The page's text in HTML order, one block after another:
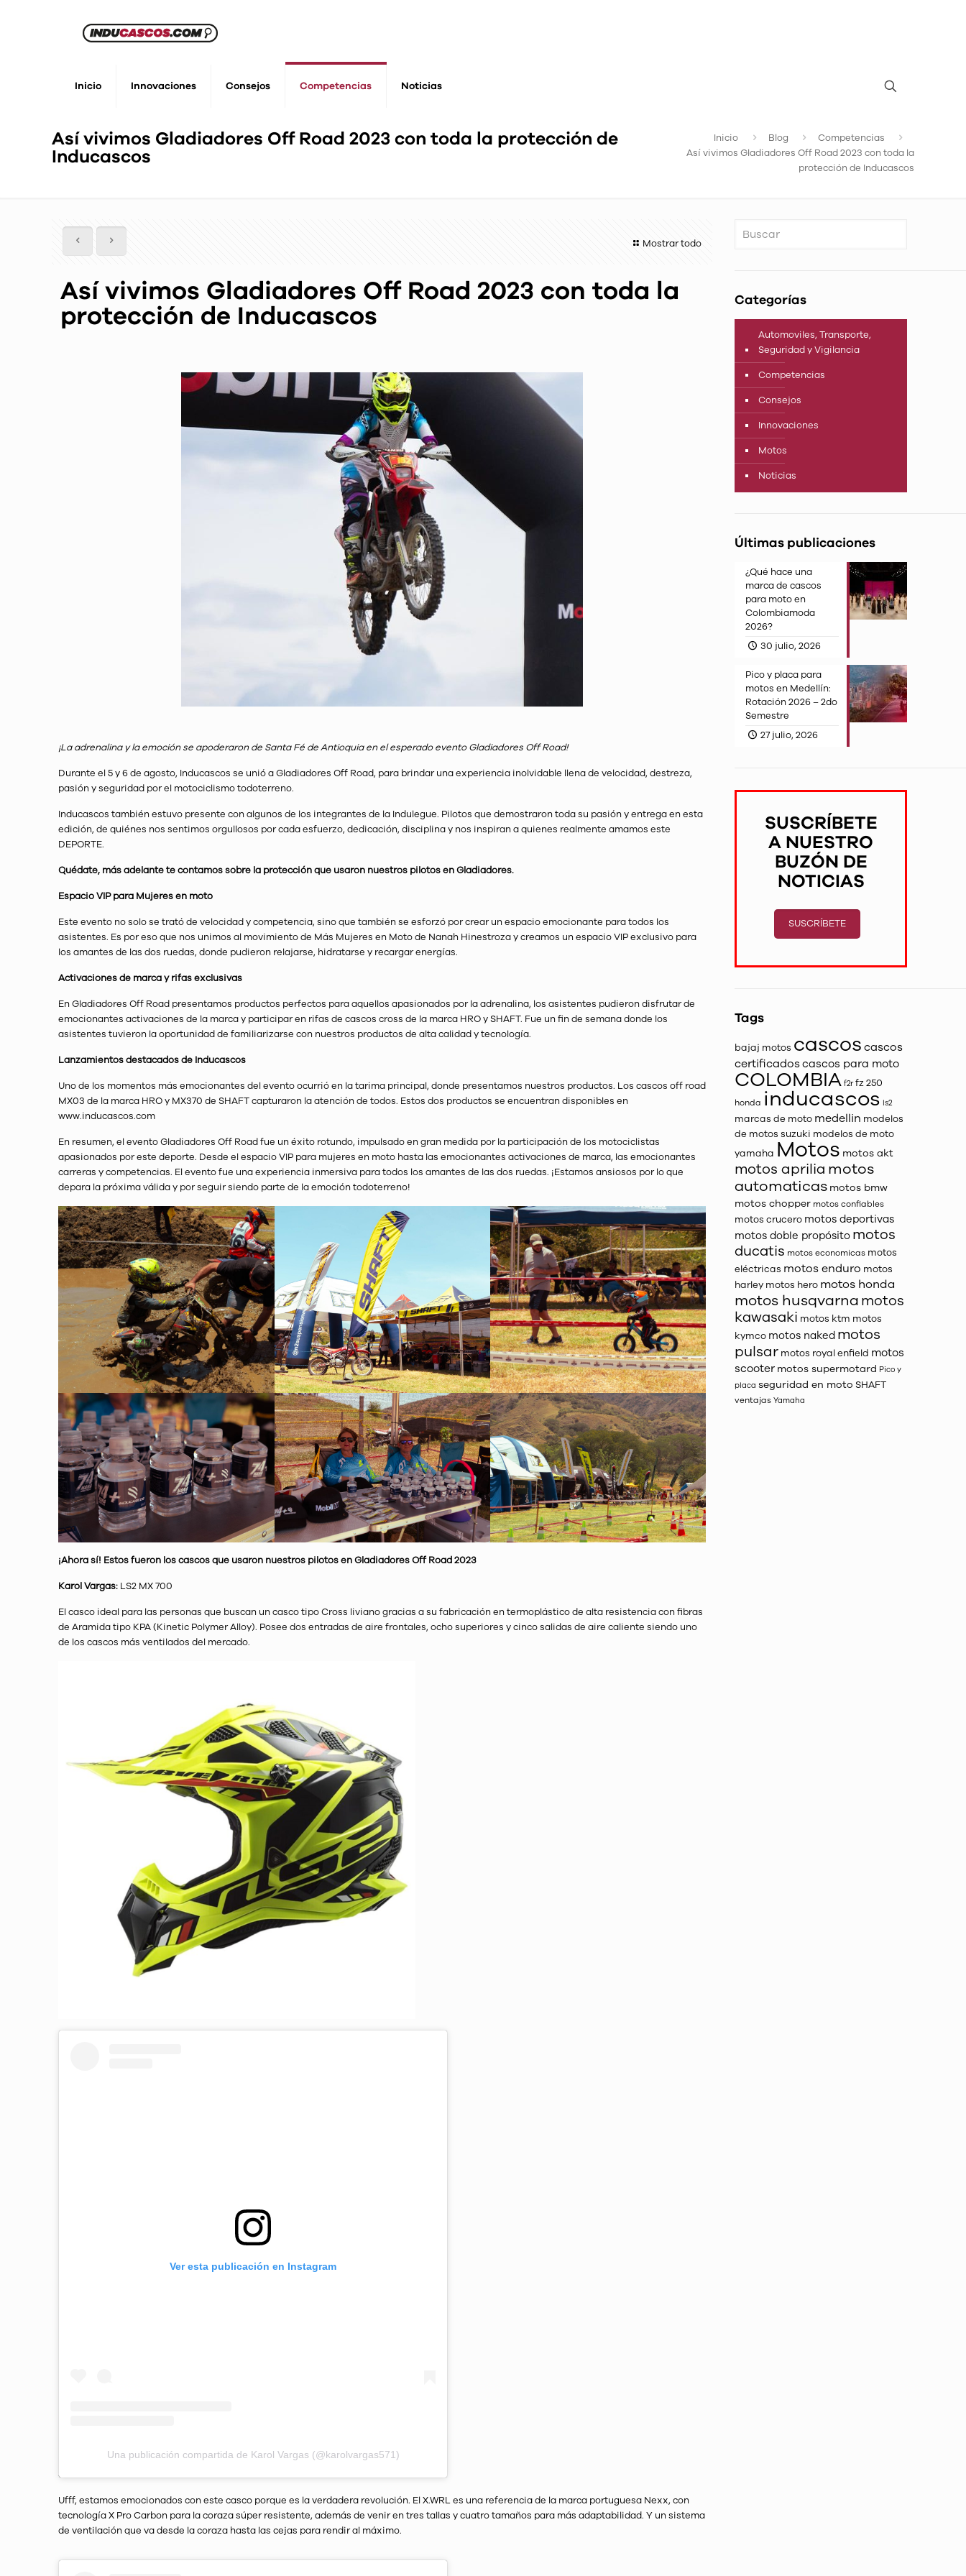
Inicio Innovaciones Consejos Competencias Noticias
Así vivimos Gladiadores Off Road 2023 con toda la protección de
Inducascos
Inicio Blog
Competencias
Así vivimos Gladiadores Off Road 2023 con toda la
protección de Inducascos
Mostrar todo
Así vivimos Gladiadores Off Road 2023 con toda la
protección de Inducascos
¡La adrenalina y la emoción se apoderaron de Santa Fé de Antioquia en el esperado evento Gladiadores Off Road!
Durante el 5 y 6 de agosto, Inducascos se unió a Gladiadores Off Road, para brindar una experiencia inolvidable llena de velocidad, destreza,
pasión y seguridad por el motociclismo todoterreno.
Inducascos también estuvo presente con algunos de los integrantes de la Indulegue. Pilotos que demostraron toda su pasión y entrega en esta
edición, de quiénes nos sentimos orgullosos por cada esfuerzo, dedicación, disciplina y nos inspiran a quienes realmente amamos este
DEPORTE.
Quédate, más adelante te contamos sobre la protección que usaron nuestros pilotos en Gladiadores.
Espacio VIP para Mujeres en moto
Este evento no solo se trató de velocidad y competencia, sino que también se esforzó por crear un espacio emocionante para todos los
asistentes. Es por eso que nos unimos al movimiento de Más Mujeres en Moto de Nanah Hinestroza y creamos un espacio VIP exclusivo para
los amantes de las dos ruedas, donde pudieron relajarse, hidratarse y recargar energías.
Activaciones de marca y rifas exclusivas
En Gladiadores Off Road presentamos productos perfectos para aquellos apasionados por la adrenalina, los asistentes pudieron disfrutar de
emocionantes activaciones de la marca y participar en rifas de cascos cross de la marca HRO y SHAFT. Fue un fin de semana donde los
asistentes tuvieron la oportunidad de familiarizarse con nuestros productos de alta calidad y tecnología.
Lanzamientos destacados de Inducascos
Uno de los momentos más emocionantes del evento ocurrió en la tarima principal, donde presentamos nuestros productos. Los cascos off road
MX03 de la marca HRO y MX370 de SHAFT capturaron la atención de todos. Estos dos productos se encuentran disponibles en
www.inducascos.com
En resumen, el evento Gladiadores Off Road fue un éxito rotundo, impulsado en gran medida por la participación de los motociclistas
apasionados por este deporte. Desde el espacio VIP para mujeres en moto hasta las emocionantes activaciones de marca, las emocionantes
carreras y competencias. El evento fue una experiencia inmersiva para todos los amantes de las dos ruedas. ¡Estamos ansiosos por lo que
depara la próxima válida y por seguir siendo parte de la emoción todoterreno!
¡Ahora sí! Estos fueron los cascos que usaron nuestros pilotos en Gladiadores Off Road 2023
Karol Vargas: LS2 MX 700
El casco ideal para las personas que buscan un casco tipo Cross liviano gracias a su fabricación en termoplástico de alta resistencia con fibras
de Aramida tipo KPA (Kinetic Polymer Alloy). Posee dos entradas de aire frontales, ocho superiores y cinco salidas de aire caliente siendo uno
de los cascos más ventilados del mercado.
Ver esta publicación en Instagram
Una publicación compartida de Karol Vargas (@karolvargas571)
Sebas Castro:Nexx XWRL
Ufff, estamos emocionados con este casco porque es la verdadera revolución. El X.WRL es una referencia de la marca portuguesa Nexx, con
tecnología X Pro Carbon para la coraza súper resistente, además de venir en tres tallas y cuatro tamaños para más adaptabilidad. Y un sistema
de ventilación que va desde la coraza hasta las cejas para rendir al máximo.
Categorías
Automoviles, Transporte,
Seguridad y Vigilancia
Competencias
Consejos
Innovaciones
Motos
Noticias
Últimas publicaciones
¿Qué hace una
marca de cascos
para moto en
Colombiamoda
2026?
30 julio, 2026
Pico y placa para
motos en Medellín:
Rotación 2026 – 2do
Semestre
27 julio, 2026
SUSCRÍBETE
A NUESTRO
BUZÓN DE
NOTICIAS
SUSCRÍBETE
Tags
bajaj motos cascos cascos
certificadoscascos para moto
COLOMBIA f2r fz 250
honda inducascos ls2
marcas de moto medellin modelos
de motos suzuki modelos de moto
yamaha Motos motos akt
motos aprilia motos
automaticas motos bmw
motos chopper motos confiables
motos crucero motos deportivas
motos doble propósito motos
ducatis motos economicas motos
eléctricas motos enduro motos
harley motos hero motos honda
motos husqvarnamotos
kawasaki motos ktm motos
kymco motos naked motos
pulsar motos royal enfield motos
scooter motos supermotard Pico y
placa seguridad en moto SHAFT
ventajas Yamaha